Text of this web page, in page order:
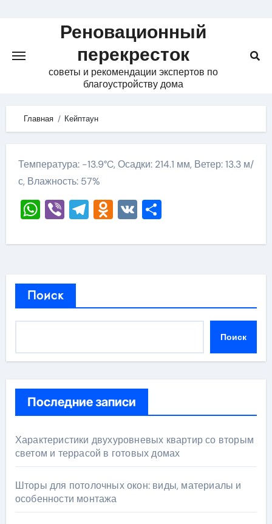
Реновационный
перекресток
советы и рекомендации экспертов по
благоустройству дома
Главная Кейптаун
Температура: -13.9°C, Осадки: 214.1 мм, Ветер: 13.3 м/
с, Влажность: 57%
WhatsApp
ViberTelegram
Odnoklassniki
VKОтправить
Поиск
Поиск
Последние записи
Характеристики двухуровневых квартир со вторым
светом и террасой в готовых домах
Шторы для потолочных окон: виды, материалы и
особенности монтажа